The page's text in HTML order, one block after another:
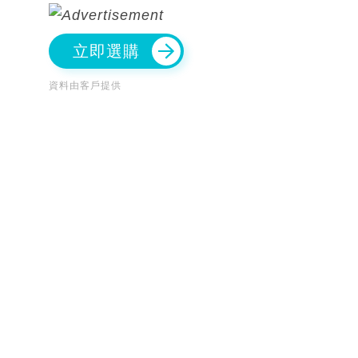
立即選購
資料由客戶提供